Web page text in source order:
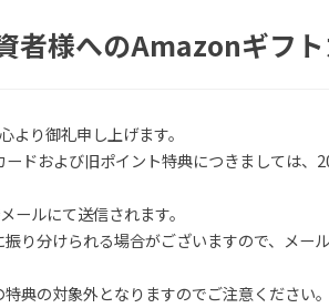
者様へのAmazonギフ
り御礼申し上げます。
ドおよび旧ポイント特典につきましては、
ルにて送信されます。
り分けられる場合がございますので、メー
典の対象外となりますのでご注意ください。